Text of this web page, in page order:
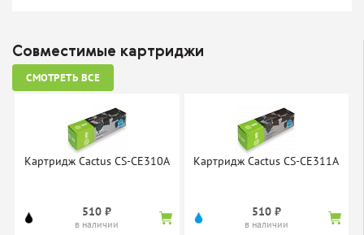
Совместимые картриджи
СМОТРЕТЬ ВСЕ
Картридж Cactus CS-CE310A
510 ₽
в наличии
Картридж Cactus CS-CE311A
510 ₽
в наличии